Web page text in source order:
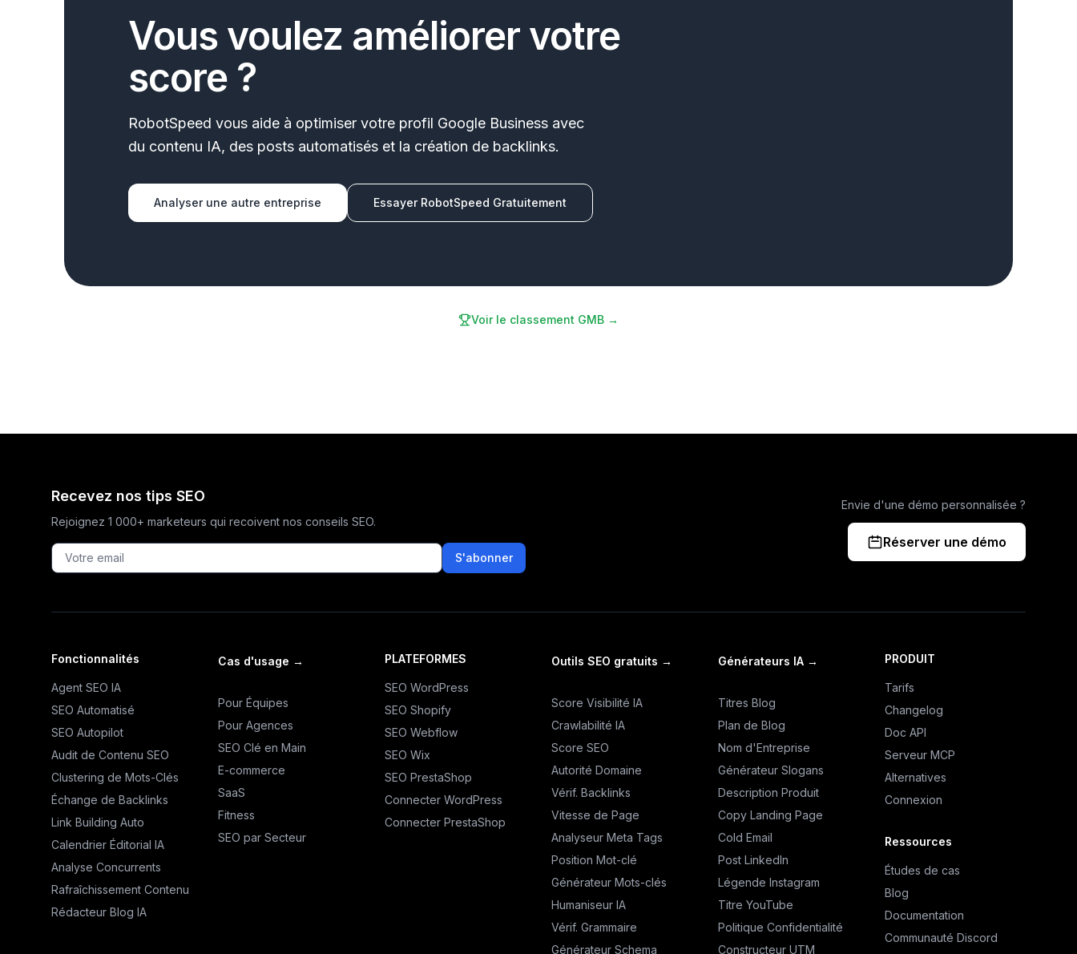
Vous voulez améliorer votre
score ?
RobotSpeed vous aide à optimiser votre profil Google Business avec
du contenu IA, des posts automatisés et la création de backlinks.
Analyser une autre entreprise Essayer RobotSpeed Gratuitement
Voir le classement GMB →
Recevez nos tips SEO
Rejoignez 1 000+ marketeurs qui recoivent nos conseils SEO.
S'abonner
Envie d'une démo personnalisée ?
Réserver une démo
Fonctionnalités
Agent SEO IA
SEO Automatisé
SEO Autopilot
Audit de Contenu SEO
Clustering de Mots-Clés
Échange de Backlinks
Link Building Auto
Calendrier Éditorial IA
Analyse Concurrents
Rafraîchissement Contenu
Rédacteur Blog IA
Cas d'usage →
Pour Équipes
Pour Agences
SEO Clé en Main
E-commerce
SaaS
Fitness
SEO par Secteur
PLATEFORMES
SEO WordPress
SEO Shopify
SEO Webflow
SEO Wix
SEO PrestaShop
Connecter WordPress
Connecter PrestaShop
Outils SEO gratuits →
Score Visibilité IA
Crawlabilité IA
Score SEO
Autorité Domaine
Vérif. Backlinks
Vitesse de Page
Analyseur Meta Tags
Position Mot-clé
Générateur Mots-clés
Humaniseur IA
Vérif. Grammaire
Générateur Schema
Générateurs IA →
Titres Blog
Plan de Blog
Nom d'Entreprise
Générateur Slogans
Description Produit
Copy Landing Page
Cold Email
Post LinkedIn
Légende Instagram
Titre YouTube
Politique Confidentialité
Constructeur UTM
PRODUIT
Tarifs
Changelog
Doc API
Serveur MCP
Alternatives
Connexion
Ressources
Études de cas
Blog
Documentation
Communauté Discord